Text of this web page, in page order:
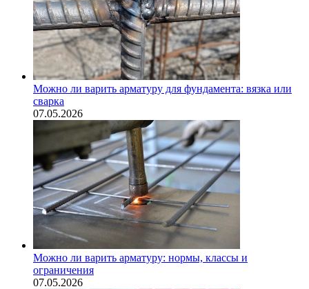
Можно ли варить арматуру для фундамента: вязка или
сварка
07.05.2026
Можно ли варить арматуру: нормы, классы и
ограничения
07.05.2026